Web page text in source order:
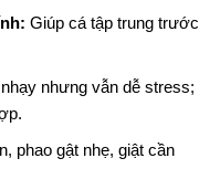
Giúp cá tập trung trước
nhưng vẫn dễ stress;
phao gật nhẹ, giật cần